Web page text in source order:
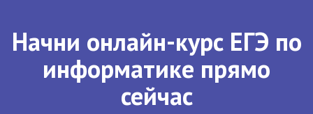
Начни онлайн-курс ЕГЭ по
информатике прямо
сейчас